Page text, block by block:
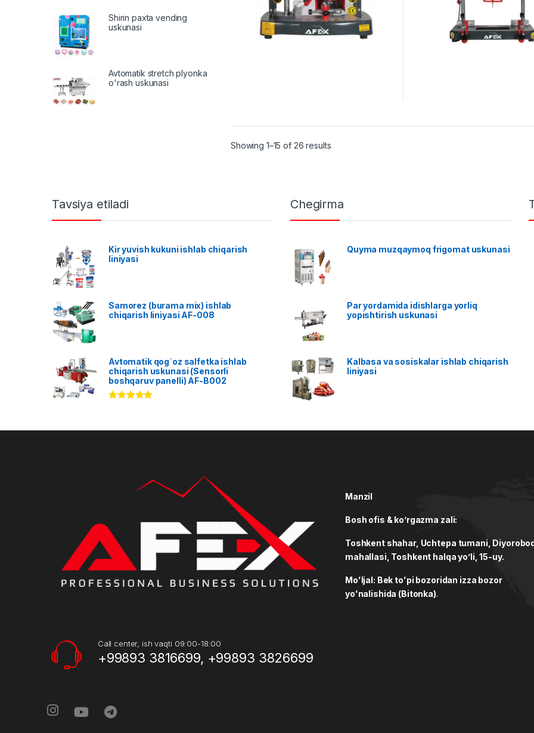
Showing 1–15 of 26 results
Shirin paxta vending
uskunasi
Avtomatik stretch plyonka
o'rash uskunasi
Tavsiya etiladi
Kir yuvish kukuni ishlab chiqarish
liniyasi
Samorez (burama mix) ishlab
chiqarish liniyasi AF-008
Avtomatik qog`oz salfetka ishlab
chiqarish uskunasi (Sensorli
boshqaruv panelli) AF-B002
Chegirma
Quyma muzqaymoq frigomat uskunasi
Par yordamida idishlarga yorliq
yopishtirish uskunasi
Kalbasa va sosiskalar ishlab chiqarish
liniyasi
Call center, ish vaqti 09:00-18:00
+99893 3816699, +99893 3826699
Manzil
Bosh ofis & ko’rgazma zali:
Toshkent shahar, Uchtepa tumani,
mahallasi, Toshkent halqa yo’li, 15-uy.
Moʻljal: Bek toʻpi bozoridan izza bozor
yoʻnalishida (Bitonka).